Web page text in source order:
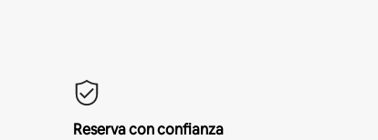
Reserva con confianza